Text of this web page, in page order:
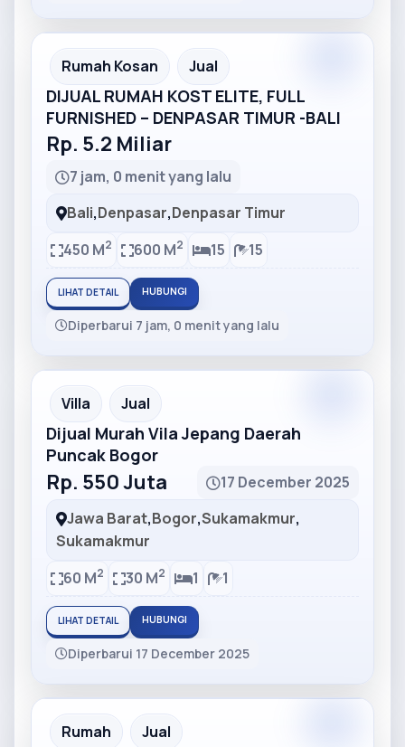
Partner Ad
Rumah Kosan Jual
DIJUAL RUMAH KOST ELITE, FULL
FURNISHED – DENPASAR TIMUR -BALI
Rp. 5.2 Miliar
7 jam, 0 menit yang lalu
Bali,Denpasar,Denpasar Timur
450 M2 600 M2 15 15
LIHAT DETAIL HUBUNGI
Diperbarui 7 jam, 0 menit yang lalu
Partner Ad
Villa Jual
Dijual Murah Vila Jepang Daerah
Puncak Bogor
Rp. 550 Juta
17 December 2025
Jawa Barat,Bogor,Sukamakmur,
Sukamakmur
60 M2 30 M2 1 1
LIHAT DETAIL HUBUNGI
Diperbarui 17 December 2025
Partner Ad
Rumah Jual